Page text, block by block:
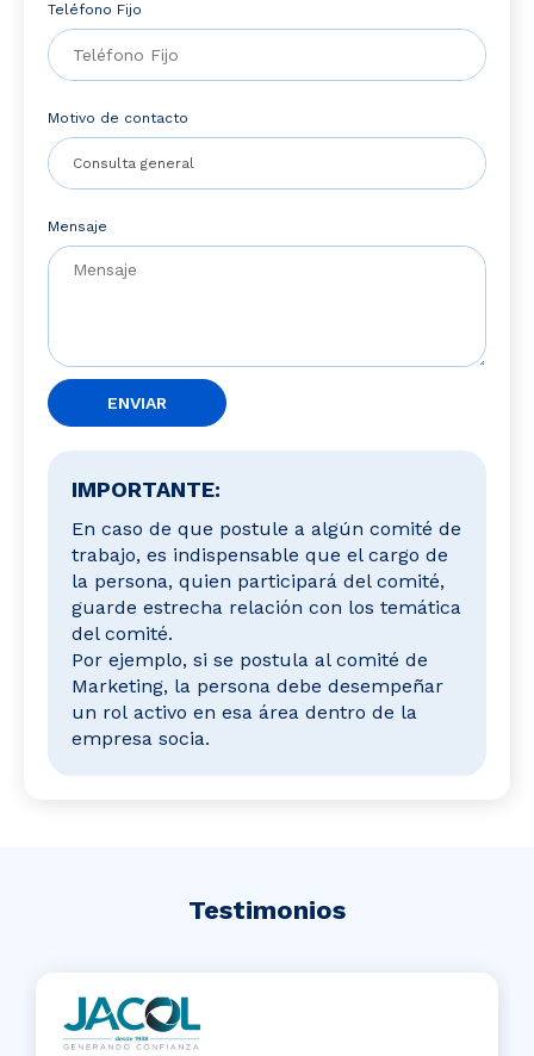
Teléfono Fijo
Motivo de contacto
Mensaje
ENVIAR
IMPORTANTE:
En caso de que postule a algún comité de
trabajo, es indispensable que el cargo de
la persona, quien participará del comité,
guarde estrecha relación con los temática
del comité.
Por ejemplo, si se postula al comité de
Marketing, la persona debe desempeñar
un rol activo en esa área dentro de la
empresa socia.
Testimonios